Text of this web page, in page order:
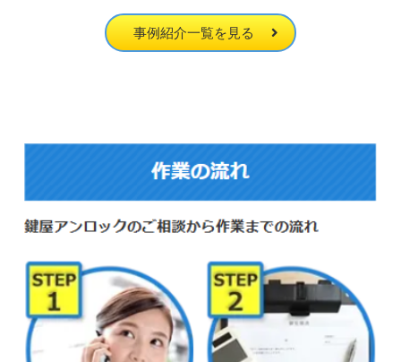
事例紹介一覧を見る